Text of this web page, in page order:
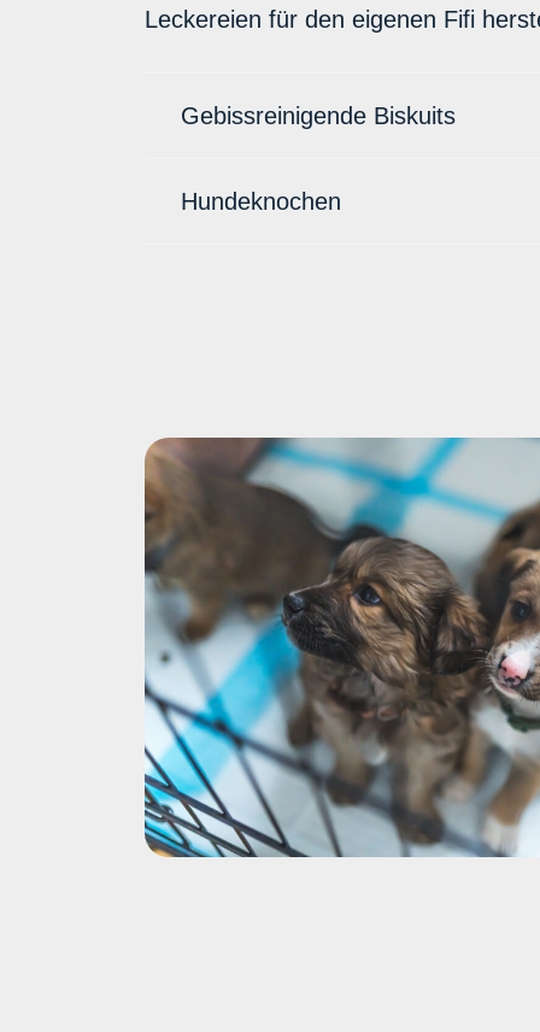
Leckereien für den eigenen Fifi
Gebissreinigende Biskuits
Hundeknochen